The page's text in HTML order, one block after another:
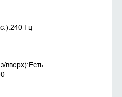
Гц
вверх):Есть